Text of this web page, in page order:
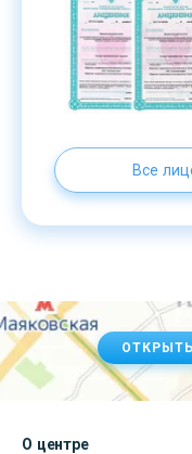
Все
О центре